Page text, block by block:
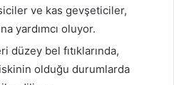
ve kas gevşeticiler,
yardımcı oluyor.
düzey bel fıtıklarında,
olduğu durumlarda